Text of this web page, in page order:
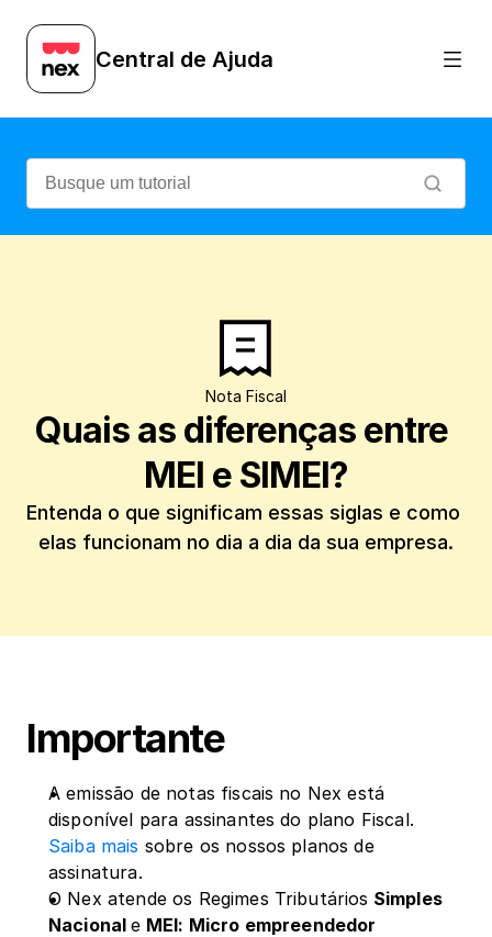
Central de Ajuda
Nota Fiscal
Quais as diferenças entre
MEI e SIMEI?
Entenda o que significam essas siglas e como
elas funcionam no dia a dia da sua empresa.
Importante
A emissão de notas fiscais no Nex está
Saiba mais sobre os nossos planos de
assinatura.
O Nex atende os Regimes Tributários Simples
Nacional e MEI: Micro empreendedor